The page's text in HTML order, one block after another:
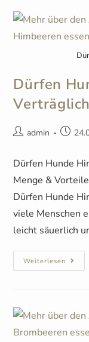
Dürfen
admin
Dürfen Hunde
Menge &
Dürfen Hunde
viele Menschen
leicht säuerlich
Weiterlesen